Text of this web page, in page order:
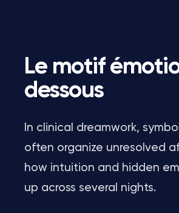
Le motif
dessous
In clinical dreamwork,
often organize unresolved
how intuition and hidden
up across several nights.